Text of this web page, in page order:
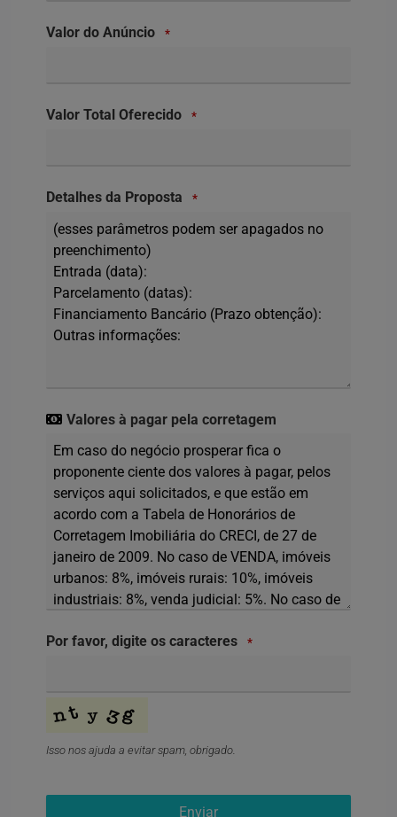
Valor do Anúncio *
Valor Total Oferecido *
Detalhes da Proposta *
Valores à pagar pela corretagem
Por favor, digite os caracteres *
Isso nos ajuda a evitar spam, obrigado.
Enviar